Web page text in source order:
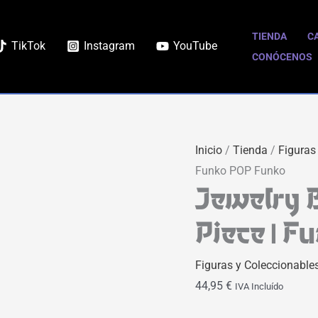
TikTok Instagram YouTube
TIENDA
CONÓCENOS
Inicio /Tienda /
Funko POP Funko
Jewelry
Piece |
Figuras y
44,95€ IVA Incluído
Chase
One
Funko
POP
Funko